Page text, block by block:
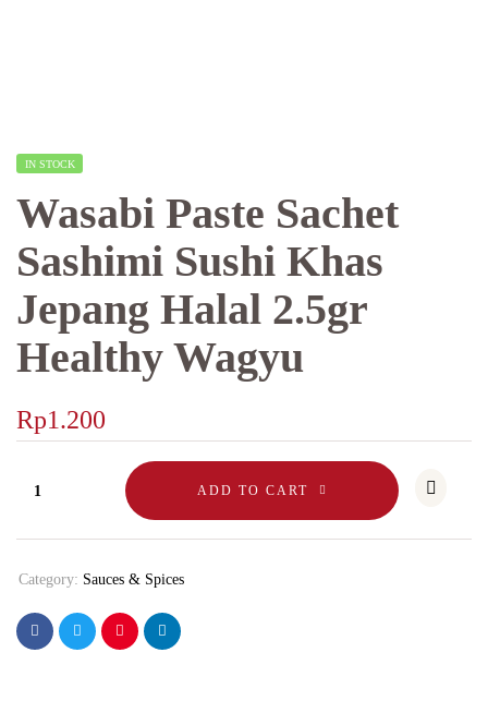
IN STOCK
Wasabi Paste Sachet
Sashimi Sushi Khas
Jepang Halal 2.5gr
Healthy Wagyu
Rp1.200
ADD TO CART
Category: Sauces & Spices